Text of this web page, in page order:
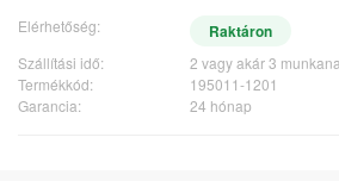
Elérhetőség: Raktáron
Szállítási idő:
2 vagy akár 3
Termékkód:
195011-1201
Garancia:
24 hónap